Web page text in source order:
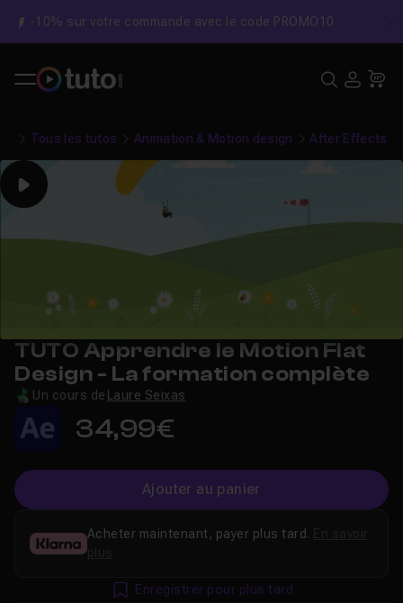
-10% sur votre commande avec le code PROMO10
Tous les tutos Animation & Motion design After Effects
Play
TUTO Apprendre le Motion Flat
Design - La formation complète
Un cours de Laure Seixas
34,99€
Ajouter au panier
Acheter maintenant, payer plus tard.
plus
Enregistrer pour plus tard